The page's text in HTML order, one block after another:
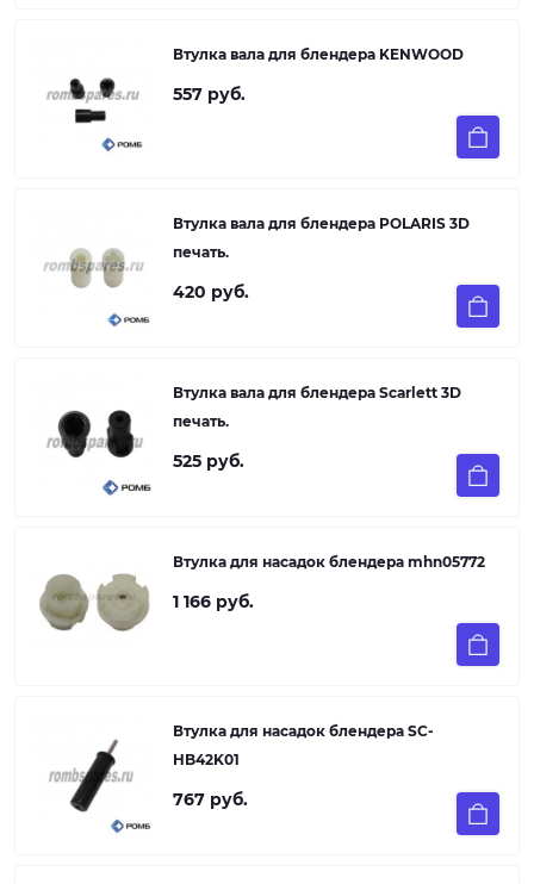
Втулка вала для блендера KENWOOD
557 руб.
Втулка вала для блендера POLARIS 3D
печать.
420 руб.
Втулка вала для блендера Scarlett 3D
печать.
525 руб.
Втулка для насадок блендера mhn05772
1 166 руб.
Втулка для насадок блендера SC-
HB42K01
767 руб.